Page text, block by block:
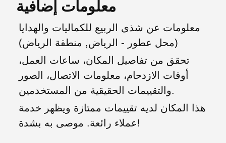
معلومات إضافية
معلومات عن شذى الربيع للكماليات والهدايا
(محل عطور - الرياض, منطقة الرياض)
تحقق من تفاصيل المكان، ساعات العمل،
أوقات الازدحام، معلومات الاتصال، الصور
والتقييمات الحقيقية من المستخدمين.
هذا المكان لديه تقييمات ممتازة ويظهر خدمة
عملاء رائعة. موصى به بشدة!